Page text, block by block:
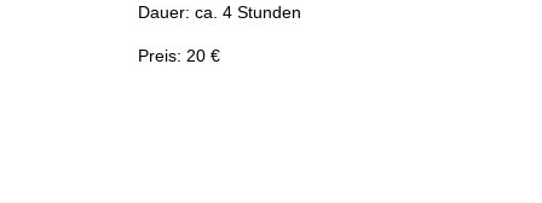
Dauer: ca. 4 Stunden
Preis: 20 €